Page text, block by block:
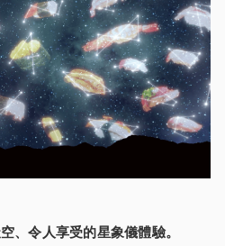
、令人享受的星象儀體驗。